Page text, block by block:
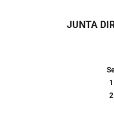
JUNTA